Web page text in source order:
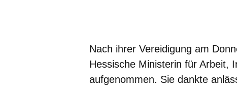
Nach ihrer Vereidigung am
Hessische Ministerin für Arbeit,
aufgenommen. Sie dankte